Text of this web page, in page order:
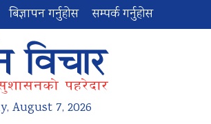
बिज्ञापन गर्नुहोस सम्पर्क गर्नुहोस
August 7, 2026